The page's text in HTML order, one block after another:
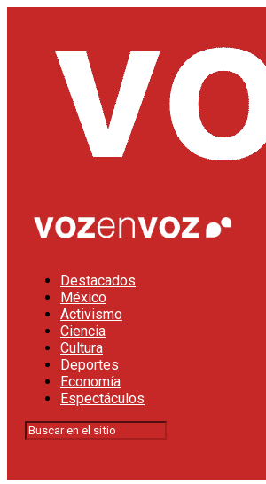
Destacados
México
Activismo
Ciencia
Cultura
Deportes
Economía
Espectáculos